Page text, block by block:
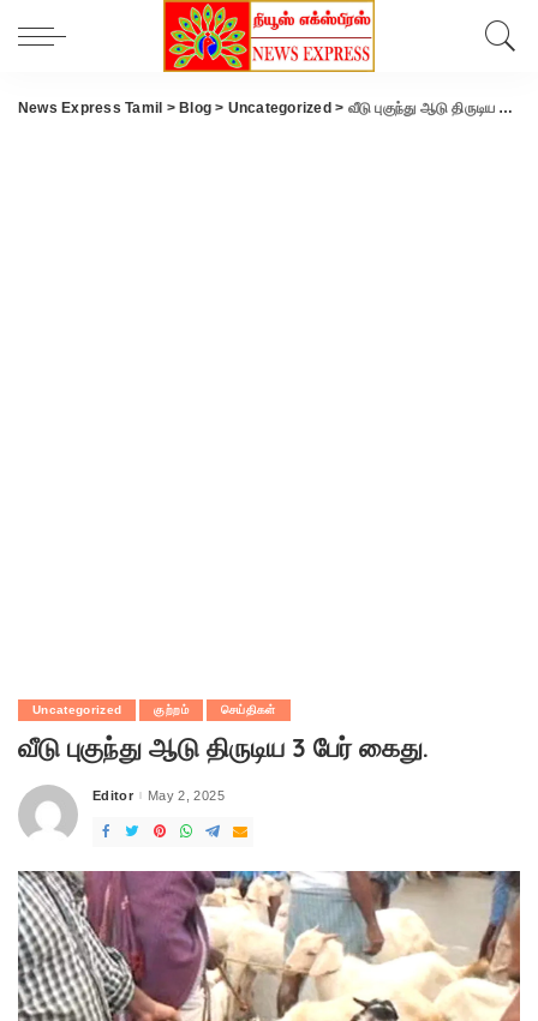
News Express Tamil > Blog > Uncategorized > வீடு புகுந்து ஆடு திருடிய 3 பேர் கைது.
Uncategorized குற்றம் செய்திகள்
வீடு புகுந்து ஆடு திருடிய 3 பேர் கைது.
Posted
Editor May 2, 2025